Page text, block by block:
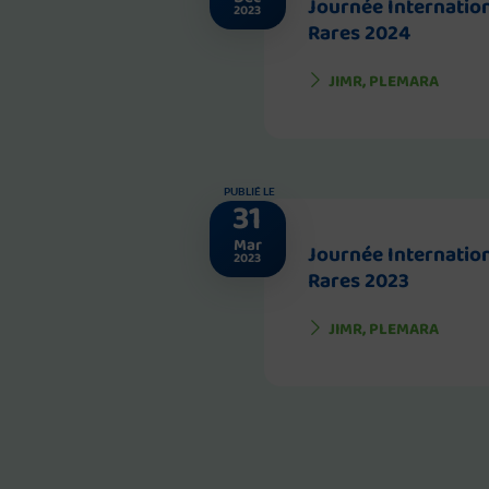
2023
Journée
Rares 2024
JIMR,PLEMARA
PUBLIÉ LE
31
Mar
2023
Journée
Rares 2023
JIMR,PLEMARA